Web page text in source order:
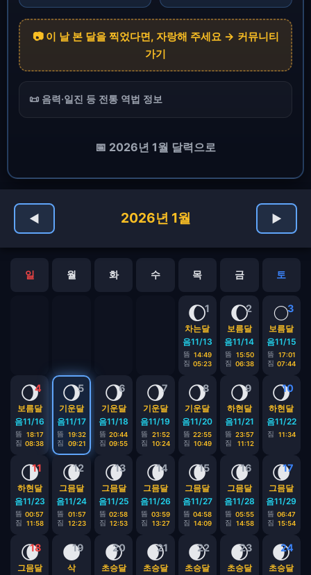
📷 이 날 본 달을 찍었다면, 자랑해 주세요 → 커뮤니티
가기
📜 음력·일진 등 전통 역법 정보
📅 2026년 1월 달력으로
◀ 2026년 1월 ▶
일 월 화 수 목 금 토
1
🌔
차는달
음11/13
뜸 14:49
짐 05:23
2
🌔
보름달
음11/14
뜸
15:50
짐 06:38
3
🌕
보름달
음11/15
뜸
17:01
짐 07:44
4
🌖
보름달
음11/16
뜸
18:17
짐 08:38
5
🌖
기운달
음11/17
뜸
19:32
짐
09:21
6
🌖
기운달
음11/18
뜸 20:44
짐 09:55
7
🌖
기운달
음11/19
뜸
21:52
짐
10:24
8
🌖
기운달
음11/20
뜸 22:55
짐 10:49
9
🌖
하현달
음11/21
뜸 23:57
짐
11:12
10
🌖
하현달
음11/22
짐 11:34
11
🌗
하현달
음11/23
뜸 00:57
짐
11:58
12
🌘
그믐달
음11/24
뜸
01:57
짐
12:23
13
🌘
그믐달
음11/25
뜸 02:58
짐 12:53
14
🌘
그믐달
음11/26
뜸 03:59
짐
13:27
15
🌘
그믐달
음11/27
뜸 04:58
짐 14:09
16
🌘
그믐달
음11/28
뜸 05:55
짐
14:58
17
🌘
그믐달
음11/29
뜸 06:47
짐 15:54
18
🌘
그믐달
19
🌑
삭
20
🌒
초승달
21
🌒
초승달
22
🌒
초승달
23
🌒
초승달
24
🌒
초승달